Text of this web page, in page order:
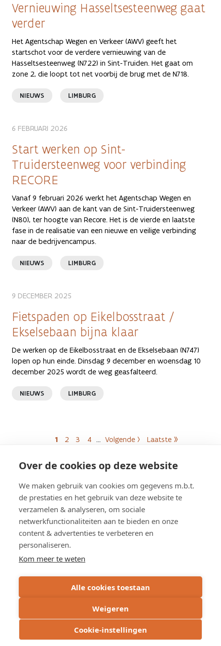
Over de cookies op deze website
We maken gebruik van cookies om gegevens m.b.t.
de prestaties en het gebruik van deze website te
verzamelen & analyseren, om sociale
netwerkfunctionaliteiten aan te bieden en onze
content & advertenties te verbeteren en
personaliseren.
Kom meer te weten
Alle cookies toestaan
Weigeren
Cookie-instellingen
Vernieuwing Hasseltsesteenweg gaat
verder
Het Agentschap Wegen en Verkeer (AWV) geeft het
startschot voor de verdere vernieuwing van de
Hasseltsesteenweg (N722) in Sint-Truiden. Het gaat om
zone 2, die loopt tot net voorbij de brug met de N718.
NIEUWS LIMBURG
6 FEBRUARI 2026
Start werken op Sint-
Truidersteenweg voor verbinding
RECORE
Vanaf 9 februari 2026 werkt het Agentschap Wegen en
Verkeer (AWV) aan de kant van de Sint-Truidersteenweg
(N80), ter hoogte van Recore. Het is de vierde en laatste
fase in de realisatie van een nieuwe en veilige verbinding
naar de bedrijvencampus.
NIEUWS LIMBURG
9 DECEMBER 2025
Fietspaden op Eikelbosstraat /
Ekselsebaan bijna klaar
De werken op de Eikelbosstraat en de Ekselsebaan (N747)
lopen op hun einde. Dinsdag 9 december en woensdag 10
december 2025 wordt de weg geasfalteerd.
NIEUWS LIMBURG
Paginering
1 2 3 4 … Volgende › Laatste »
Meer weten?
Pers
opnemen met onze woordvoerders.